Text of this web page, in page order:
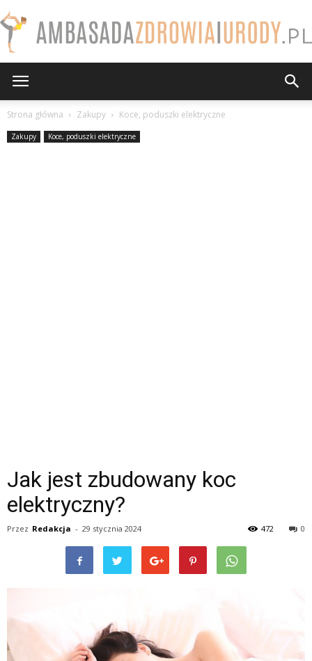
Strona główna Zakupy Koce, poduszki elektryczne
Zakupy Koce, poduszki elektryczne
Jak jest zbudowany koc
elektryczny?
Przez Redakcja - 29 stycznia 2024 0
472